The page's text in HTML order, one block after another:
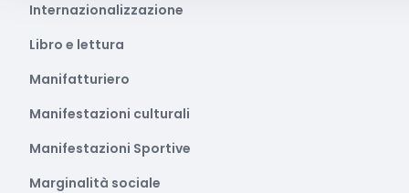
Internazionalizzazione
Libro e lettura
Manifatturiero
Manifestazioni culturali
Manifestazioni Sportive
Marginalità sociale